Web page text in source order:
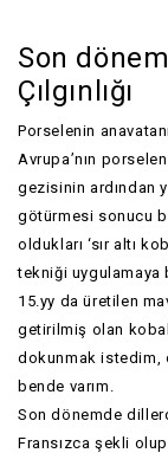
Son
Çılgınlığı
Porselenin
Avrupa’nın
gezisinin ardından
götürmesi sonucu
oldukları ‘sır altı
tekniği uygulamaya
15.yy da üretilen
getirilmiş olan
dokunmak istedim,
bende varım.
Son dönemde
Fransızca şekli